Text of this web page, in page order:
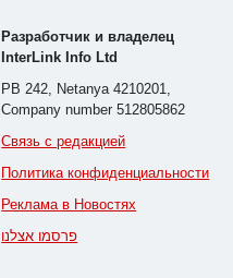
Разработчик и владелец
InterLink Info Ltd
PB 242, Netanya 4210201,
Company number 512805862
Связь с редакцией
Политика конфиденциальности
Реклама в Новостях
פרסמו אצלנו